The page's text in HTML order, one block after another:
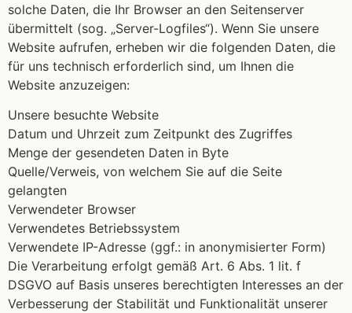
solche Daten, die Ihr Browser an den Seitenserver
übermittelt (sog. „Server-Logfiles“). Wenn Sie unsere
Website aufrufen, erheben wir die folgenden Daten, die
für uns technisch erforderlich sind, um Ihnen die
Website anzuzeigen:
Unsere besuchte Website
Datum und Uhrzeit zum Zeitpunkt des Zugriffes
Menge der gesendeten Daten in Byte
Quelle/Verweis, von welchem Sie auf die Seite
gelangten
Verwendeter Browser
Verwendetes Betriebssystem
Verwendete IP-Adresse (ggf.: in anonymisierter Form)
Die Verarbeitung erfolgt gemäß Art. 6 Abs. 1 lit. f
DSGVO auf Basis unseres berechtigten Interesses an der
Verbesserung der Stabilität und Funktionalität unserer